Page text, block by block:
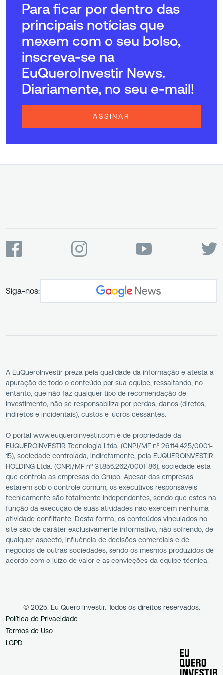
Para ficar por dentro das
principais notícias que
mexem com o seu bolso,
inscreva-se na
EuQueroInvestir News.
Diariamente, no seu e-mail!
ASSINAR
Siga-nos:
A EuQueroInvestir preza pela qualidade da informação e atesta a
apuração de todo o conteúdo por sua equipe, ressaltando, no
entanto, que não faz qualquer tipo de recomendação de
investimento, não se responsabiliza por perdas, danos (diretos,
indiretos e incidentais), custos e lucros cessantes.
O portal www.euqueroinvestir.com é de propriedade da
EUQUEROINVESTIR Tecnologia Ltda. (CNPJ/MF nº 26.114.425/0001-
15), sociedade controlada, indiretamente, pela EUQUEROINVESTIR
HOLDING Ltda. (CNPJ/MF nº 31.856.262/0001-86), sociedade esta
que controla as empresas do Grupo. Apesar das empresas
estarem sob o controle comum, os executivos responsáveis
tecnicamente são totalmente independentes, sendo que estes na
função da execução de suas atividades não exercem nenhuma
atividade conflitante. Desta forma, os conteúdos vinculados no
site são de caráter exclusivamente informativo, não sofrendo, de
qualquer aspecto, influência de decisões comerciais e de
negócios de outras sociedades, sendo os mesmos produzidos de
acordo com o juízo de valor e as convicções da equipe técnica.
© 2025. Eu Quero Investir. Todos os direitos reservados.
Política de Privacidade
Termos de Uso
LGPD